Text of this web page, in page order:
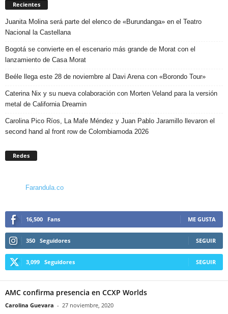
Recientes
Juanita Molina será parte del elenco de «Burundanga» en el Teatro
Nacional la Castellana
Bogotá se convierte en el escenario más grande de Morat con el
lanzamiento de Casa Morat
Beéle llega este 28 de noviembre al Davi Arena con «Borondo Tour»
Caterina Nix y su nueva colaboración con Morten Veland para la versión
metal de California Dreamin
Carolina Pico Ríos, La Mafe Méndez y Juan Pablo Jaramillo llevaron el
second hand al front row de Colombiamoda 2026
Redes
Farandula.co
16,500 Fans ME GUSTA
350 Seguidores SEGUIR
3,099 Seguidores SEGUIR
AMC confirma presencia en CCXP Worlds
Carolina Guevara - 27 noviembre, 2020